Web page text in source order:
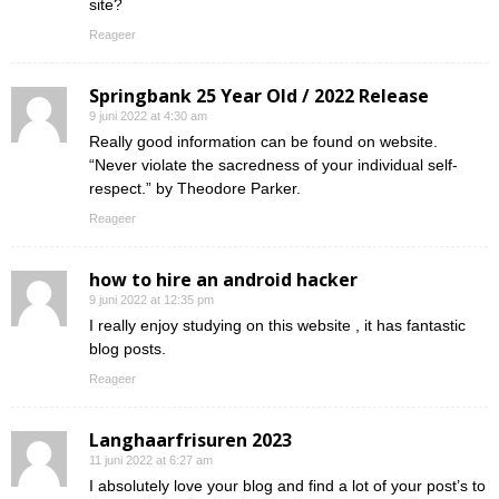
site?
Reageer
Springbank 25 Year Old / 2022 Release
9 juni 2022 at 4:30 am
Really good information can be found on website.
“Never violate the sacredness of your individual self-
respect.” by Theodore Parker.
Reageer
how to hire an android hacker
9 juni 2022 at 12:35 pm
I really enjoy studying on this website , it has fantastic
blog posts.
Reageer
Langhaarfrisuren 2023
11 juni 2022 at 6:27 am
I absolutely love your blog and find a lot of your post’s to